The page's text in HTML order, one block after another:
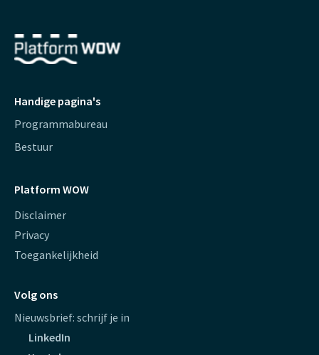
Handige pagina's
Programmabureau
Bestuur
Platform WOW
Disclaimer
Privacy
Toegankelijkheid
Volg ons
Nieuwsbrief: schrijf je in
LinkedIn